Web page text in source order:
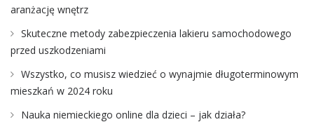
aranżację wnętrz
Skuteczne metody zabezpieczenia lakieru samochodowego
przed uszkodzeniami
Wszystko, co musisz wiedzieć o wynajmie długoterminowym
mieszkań w 2024 roku
Nauka niemieckiego online dla dzieci – jak działa?